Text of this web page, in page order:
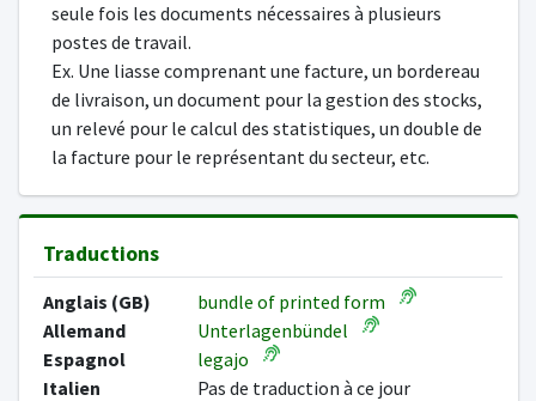
seule fois les documents nécessaires à plusieurs
postes de travail.
Ex. Une liasse comprenant une facture, un bordereau
de livraison, un document pour la gestion des stocks,
un relevé pour le calcul des statistiques, un double de
la facture pour le représentant du secteur, etc.
Traductions
Anglais (GB)
bundle of printed form
Allemand
Unterlagenbündel
Espagnol
legajo
Italien
Pas de traduction à ce jour